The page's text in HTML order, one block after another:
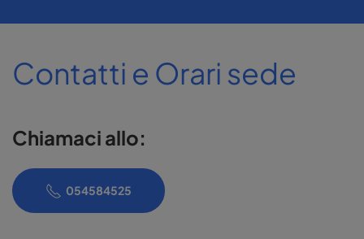
Contatti e Orari sede
Chiamaci allo:
054584525